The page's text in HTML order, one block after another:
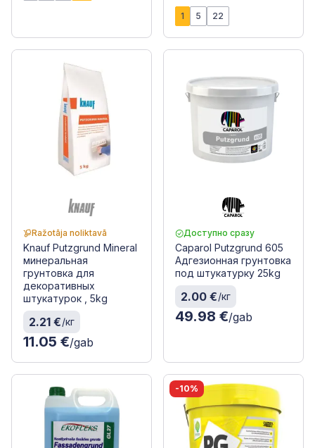
1 5 22
Ražotāja noliktavā
Knauf Putzgrund Mineral
минеральная
грунтовка для
декоративных
штукатурок , 5kg
2.21 €/кг
11.05 €/gab
Доступно сразу
Caparol Putzgrund 605
Адгезионная грунтовка
под штукатурку 25kg
2.00 €/кг
49.98 €/gab
-10%